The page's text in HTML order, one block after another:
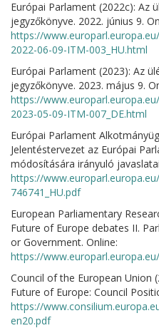
Európai Parlament (2022c): Az
jegyzőkönyve. 2022. június 9.
https://
2022-06-09-ITM-003_HU.html
Európai Parlament (2023): Az
jegyzőkönyve. 2023. május 9.
https://
2023-05-09-ITM-007_DE.html
Európai Parlament
Jelentéstervezet az Európai
módosítására irányuló
https://
746741_HU.pdf
European Parliamentary
Future of Europe debates II.
or Government. Online:
https://
Council of the European Union
Future of Europe: Council
https://
en20.pdf